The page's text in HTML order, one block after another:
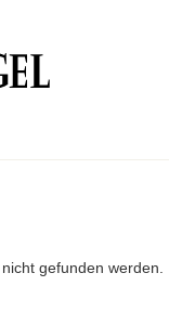
gefunden werden.